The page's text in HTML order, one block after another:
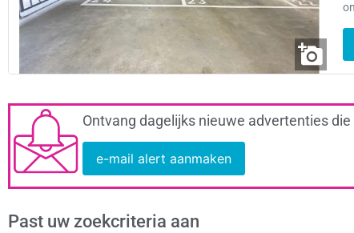
Ontvang dagelijks nieuwe advertenties
e-mail alert aanmaken
Past uw zoekcriteria aan